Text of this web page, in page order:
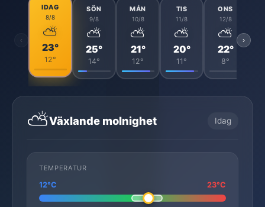
‹
IDAG
8/8
⛅
23°
12°
SÖN
9/8
⛅
25°
14°
MÅN
10/8
⛅
21°
12°
TIS
11/8
⛅
20°
11°
ONS
12/8
⛅
22°
8°
›
⛅Växlande molnighet Idag
TEMPERATUR
12°C 23°C